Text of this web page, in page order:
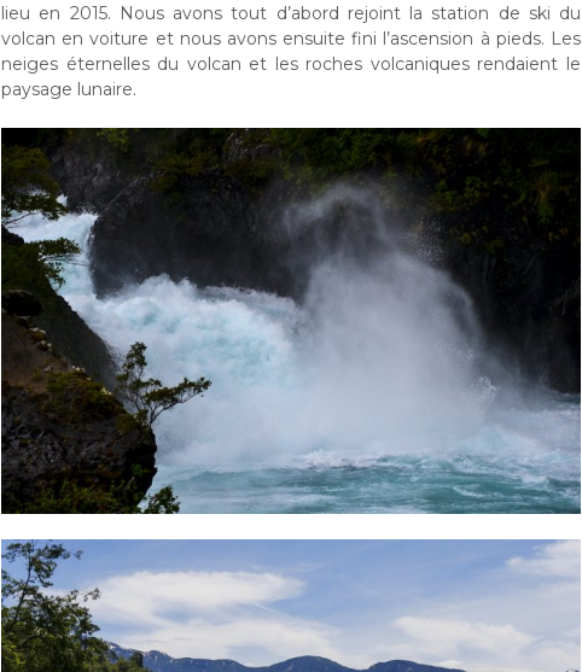
lieu en 2015. Nous avons tout d’abord rejoint la station de ski du
volcan en voiture et nous avons ensuite fini l’ascension à pieds. Les
neiges éternelles du volcan et les roches volcaniques rendaient le
paysage lunaire.